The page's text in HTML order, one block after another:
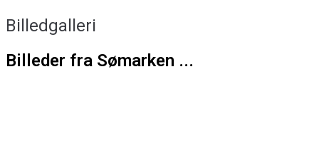
Billedgalleri
Billeder fra Sømarken ...